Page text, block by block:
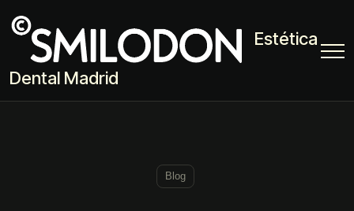
Estética
Dental Madrid
Blog